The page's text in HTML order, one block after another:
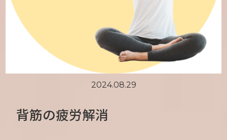
2024.08.29
背筋の疲労解消